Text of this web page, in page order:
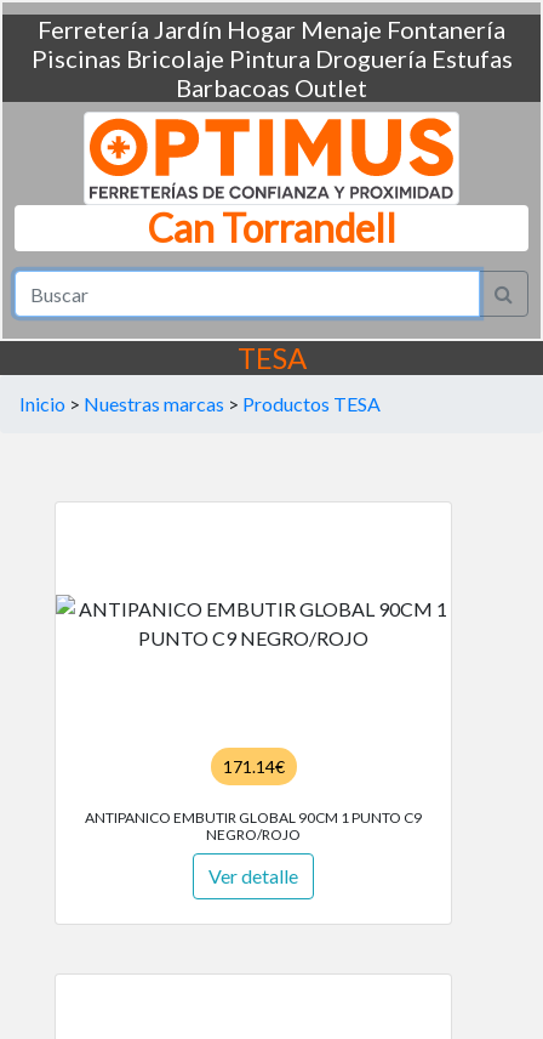
Ferretería Jardín Hogar Menaje Fontanería
Piscinas Bricolaje Pintura Droguería Estufas
Barbacoas Outlet
Can Torrandell
TESA
Inicio > Nuestras marcas > Productos TESA
171.14€
ANTIPANICO EMBUTIR GLOBAL 90CM 1 PUNTO C9
NEGRO/ROJO
Ver detalle